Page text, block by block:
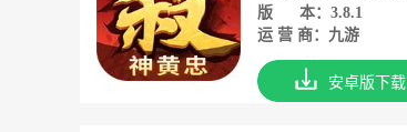
版 本：3.8.1
运 营 商：九游
安卓版下载